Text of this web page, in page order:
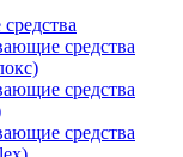
средства
средства
средства